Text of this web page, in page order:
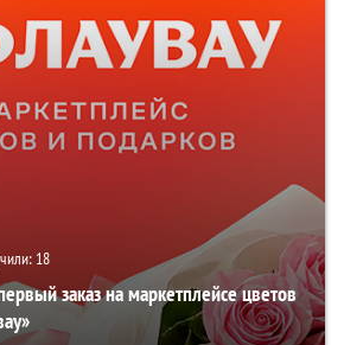
18
заказ на маркетплейсе цветов